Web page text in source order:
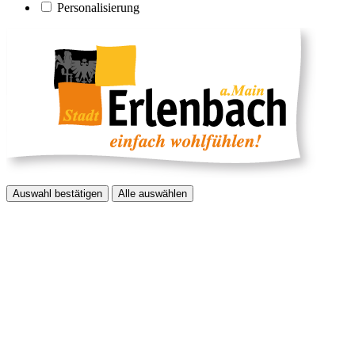
Personalisierung
Auswahl bestätigen Alle auswählen